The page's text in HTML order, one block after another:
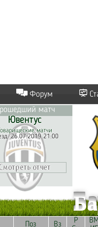
Форум
матч
Ювентус
матчи
26.07.2019 21:00
Поз Вз
Р